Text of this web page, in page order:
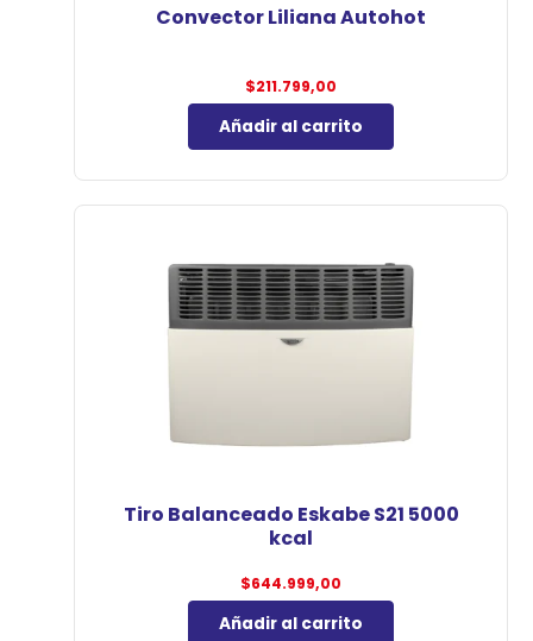
Convector Liliana Autohot
$211.799,00
Añadir al carrito
Tiro Balanceado Eskabe S21 5000
kcal
$644.999,00
Añadir al carrito